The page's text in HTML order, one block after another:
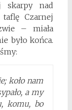
skarpy nad
Czarnej
– miała
było końca.
koło nam
a my
komu, bo